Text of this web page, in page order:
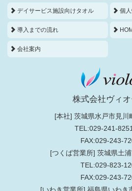
デイサービス施設向けタオル
導入までの流れ
会社案内
個
株式会社ヴィオ
[本社] 茨城県水戸市見川
TEL:029-241-
FAX:029-243-
[つくば営業所] 茨城県土
TEL:029-823-
FAX:029-243-